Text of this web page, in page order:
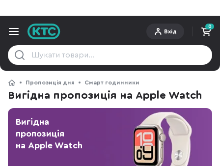
Вхід
0
Пропозиція дня Смарт годинники
Вигідна пропозиція на Apple Watch
Вигідна
пропозиція
на Apple Watch